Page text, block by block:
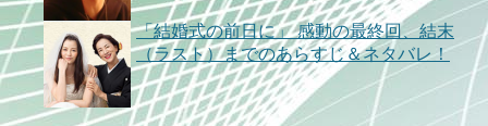
「結婚式の前日に」 感動の最終回、結末
（ラスト）までのあらすじ＆ネタバレ！